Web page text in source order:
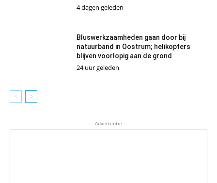
4 dagen geleden
Bluswerkzaamheden gaan door bij
natuurband in Oostrum; helikopters
blijven voorlopig aan de grond
24 uur geleden
- Advertentie -